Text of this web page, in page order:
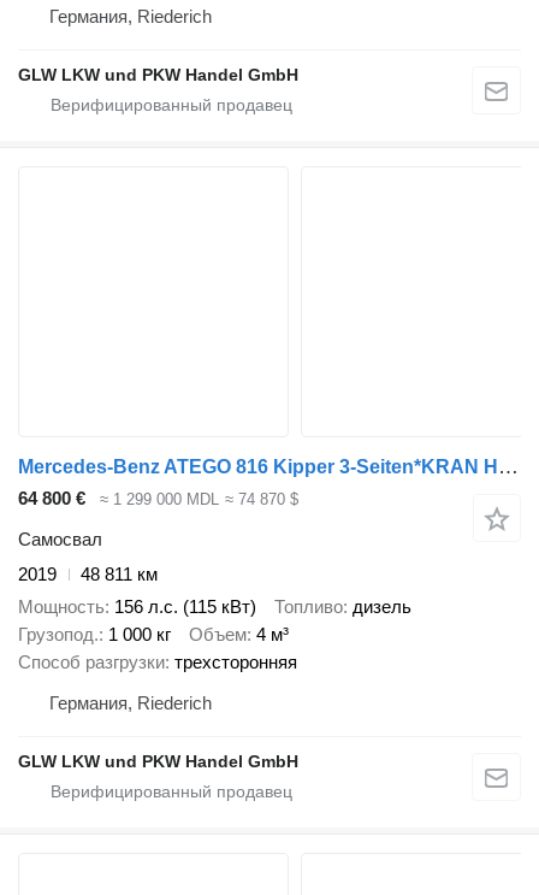
Германия, Riederich
GLW LKW und PKW Handel GmbH
Mercedes-Benz ATEGO 816 Kipper 3-Seiten*KRAN HIAB X 078*2xAHK
64 800 € ≈ 1 299 000 MDL ≈ 74 870 $
Самосвал
2019
48 811 км
Мощность 156 л.с. (115 кВт) Топливо дизель
Грузопод. 1 000 кг Объем 4 м³
Способ разгрузки трехсторонняя
Германия, Riederich
GLW LKW und PKW Handel GmbH